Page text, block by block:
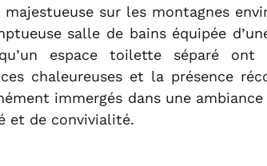
sur les montagnes
salle de bains équipée
espace toilette séparé ont
chaleureuses et la présence
immergés dans une
et de convivialité.